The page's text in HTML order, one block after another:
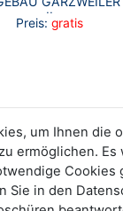
II
Preis: gratis
um Ihnen die
ermöglichen. Es
Cookies
Sie in den